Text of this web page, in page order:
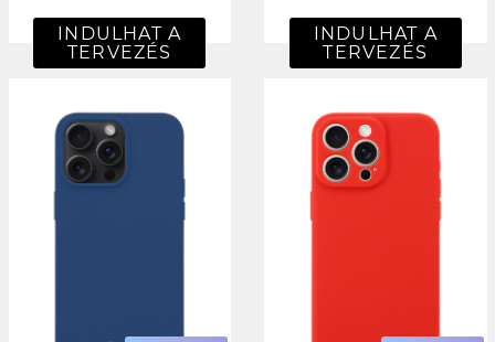
INDULHAT A
TERVEZÉS
INDULHAT A
TERVEZÉS